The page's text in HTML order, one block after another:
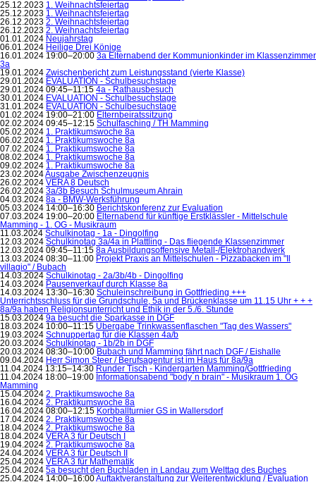
25.12.2023 1. Weihnachtsfeiertag
25.12.2023 1. Weihnachtsfeiertag
26.12.2023 2. Weihnachtsfeiertag
26.12.2023 2. Weihnachtsfeiertag
01.01.2024 Neujahrstag
06.01.2024 Heilige Drei Könige
16.01.2024 19:00–20:00 3a Elternabend der Kommunionkinder im Klassenzimmer
3a
19.01.2024 Zwischenbericht zum Leistungsstand (vierte Klasse)
29.01.2024 EVALUATION - Schulbesuchstage
29.01.2024 09:45–11:15 4a - Rathausbesuch
30.01.2024 EVALUATION - Schulbesuchstage
31.01.2024 EVALUATION - Schulbesuchstage
01.02.2024 19:00–21:00 Elternbeiratssitzung
02.02.2024 09:45–12:15 Schulfasching / TH Mamming
05.02.2024 1. Praktikumswoche 8a
06.02.2024 1. Praktikumswoche 8a
07.02.2024 1. Praktikumswoche 8a
08.02.2024 1. Praktikumswoche 8a
09.02.2024 1. Praktikumswoche 8a
23.02.2024Ausgabe Zwischenzeugnis
26.02.2024 VERA 8 Deutsch
26.02.2024 3a/3b Besuch Schulmuseum Ahrain
04.03.2024 8a - BMW-Werksführung
05.03.2024 14:00–16:30 Berichtskonferenz zur Evaluation
07.03.2024 19:00–20:00 Elternabend für künftige Erstklässler - Mittelschule
Mamming - 1. OG - Musikraum
11.03.2024 Schulkinotag - 1a - Dingolfing
12.03.2024 Schulkinotag 3a/4a in Plattling - Das fliegende Klassenzimmer
12.03.2024 09:45–11:15 8a Ausbildungsoffensive Metall-/Elektrohandwerk
13.03.2024 08:30–11:00 Projekt Praxis an Mittelschulen - Pizzabacken im "Il
villagio" / Bubach
14.03.2024 Schulkinotag - 2a/3b/4b - Dingolfing
14.03.2024 Pausenverkauf durch Klasse 8a
14.03.2024 13:30–16:30 Schuleinschreibung in Gottfrieding +++
Unterrichtsschluss für die Grundschule, 5a und Brückenklasse um 11.15 Uhr + + +
8a/9a haben Religionsunterricht und Ethik in der 5./6. Stunde
15.03.2024 9a besucht die Sparkasse in DGF
18.03.2024 10:00–11:15 Übergabe Trinkwassenflaschen "Tag des Wassers"
19.03.2024 Schnuppertag für die Klassen 4a/b
20.03.2024 Schulkinotag - 1b/2b in DGF
20.03.2024 08:30–10:00 Bubach und Mamming fährt nach DGF / Eishalle
09.04.2024 Herr Simon Steer / Berufsagentur ist im Haus für 8a/9a
11.04.2024 13:15–14:30 Runder Tisch - Kindergarten Mamming/Gottfrieding
11.04.2024 18:00–19:00 Informationsabend "body´n brain" - Musikraum 1. OG
Mamming
15.04.2024 2. Praktikumswoche 8a
16.04.2024 2. Praktikumswoche 8a
16.04.2024 08:00–12:15 Korbballturnier GS in Wallersdorf
17.04.2024 2. Praktikumswoche 8a
18.04.2024 2. Praktikumswoche 8a
18.04.2024 VERA 3 für Deutsch I
19.04.2024 2. Praktikumswoche 8a
24.04.2024 VERA 3 für Deutsch II
25.04.2024 VERA 3 für Mathematik
25.04.2024 5a besucht den Buchladen in Landau zum Welttag des Buches
25.04.2024 14:00–16:00Auftaktveranstaltung zur Weiterentwicklung / Evaluation